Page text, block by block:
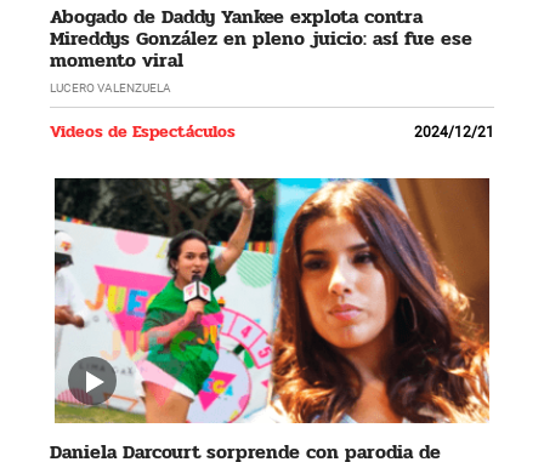
Abogado de Daddy Yankee explota contra
Mireddys González en pleno juicio: así fue ese
momento viral
LUCERO VALENZUELA
Videos de Espectáculos 2024/12/21
Daniela Darcourt sorprende con parodia de